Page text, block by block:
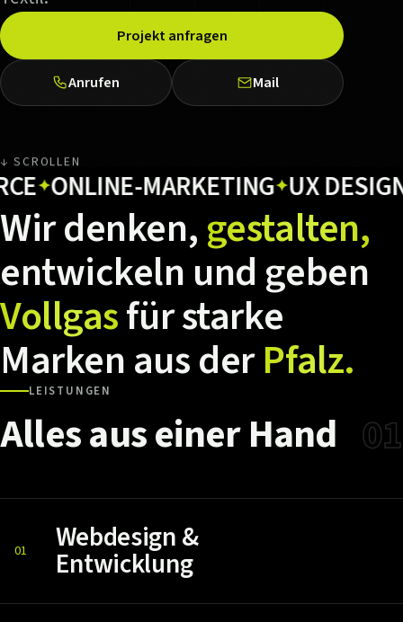
Projekt anfragen
Anrufen Mail
↓ SCROLLEN
MARKETING✦UX DESIGN✦
Wirdenken,gestalten,
entwickeln und geben
Vollgasfürstarke
MarkenausderPfalz.
LEISTUNGEN
AllesauseinerHand 01
01 Webdesign &
Entwicklung